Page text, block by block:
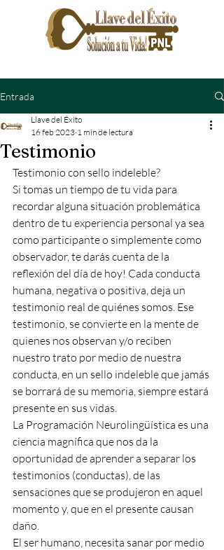
Entrada
Testimonio
Llave del Éxito
16 feb 2023 1 min de lectura
Testimonio con sello indeleble?
Si tomas un tiempo de tu vida para
recordar alguna situación problemática
dentro de tu experiencia personal ya sea
como participante o simplemente como
observador, te darás cuenta de la
reflexión del día de hoy! Cada conducta
humana, negativa o positiva, deja un
testimonio real de quiénes somos. Ese
testimonio, se convierte en la mente de
quienes nos observan y/o reciben
nuestro trato por medio de nuestra
conducta, en un sello indeleble que jamás
se borrará de su memoria, siempre estará
presente en sus vidas.
La Programación Neurolingüística es una
ciencia magnífica que nos da la
oportunidad de aprender a separar los
testimonios (conductas), de las
sensaciones que se produjeron en aquel
momento y, que en el presente causan
daño.
El ser humano, necesita sanar por medio